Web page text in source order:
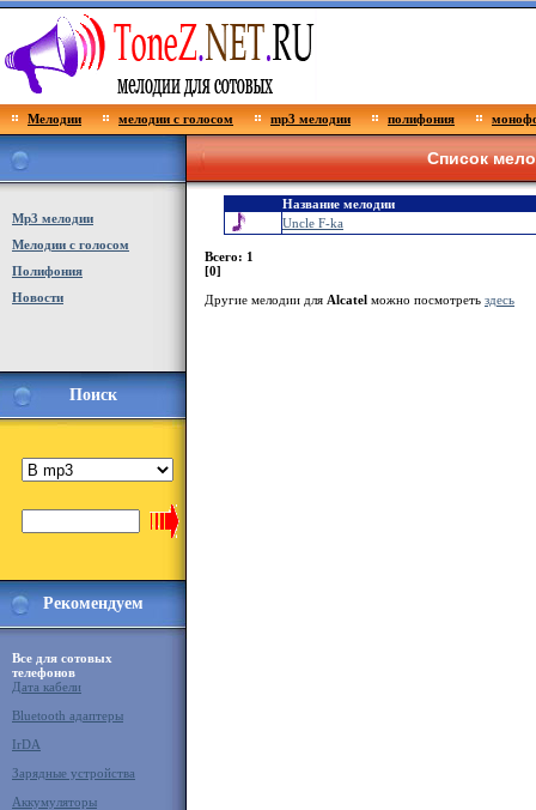
Мелодии мелодии с голосом mp3 мелодии полифония
Мp3 мелодии
Мелодии с голосом
Полифония
Новости
Поиск
Рекомендуем
Все для сотовых
телефонов
Дата кабели
Bluetooth адаптеры
IrDA
Зарядные устройства
Аккумуляторы
Список
Название мелодии
Uncle F-ka
Всего: 1
[0]
Другие мелодии для Alcatel можно посмотреть здесь